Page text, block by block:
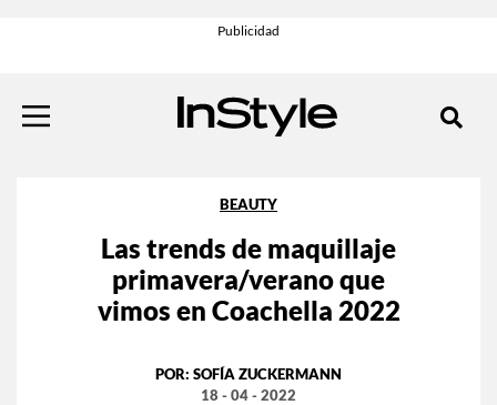
BEAUTY
Las trends de maquillaje
primavera/verano que
vimos en Coachella 2022
POR: SOFÍA ZUCKERMANN
18 - 04 - 2022